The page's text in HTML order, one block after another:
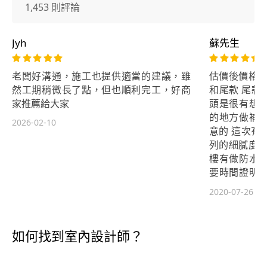
1,453 則評論
Jyh
老闆好溝通，施工也提供適當的建議，雖
然工期稍微長了點，但也順利完工，好商
家推薦給大家
2026-02-10
蘇先生
估價後價格
和尾款 尾款
頭是很有想
的地方做補
意的 這次有
列的細膩度
樓有做防水
要時間證明
驗，但下大
2020-07-26
如何找到室內設計師？